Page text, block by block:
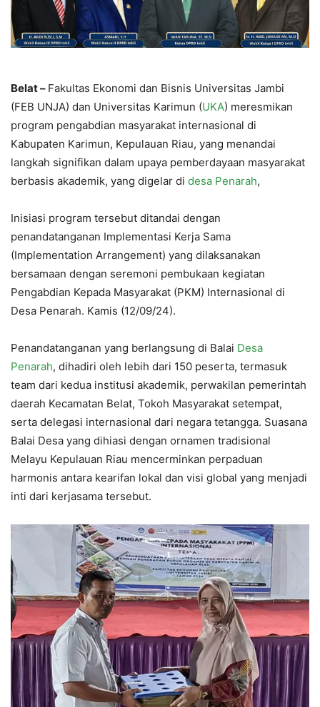
Belat – Fakultas Ekonomi dan Bisnis Universitas Jambi
(FEB UNJA) dan Universitas Karimun (UKA) meresmikan
program pengabdian masyarakat internasional di
Kabupaten Karimun, Kepulauan Riau, yang menandai
langkah signifikan dalam upaya pemberdayaan masyarakat
berbasis akademik, yang digelar di desa Penarah,
Inisiasi program tersebut ditandai dengan
penandatanganan Implementasi Kerja Sama
(Implementation Arrangement) yang dilaksanakan
bersamaan dengan seremoni pembukaan kegiatan
Pengabdian Kepada Masyarakat (PKM) Internasional di
Desa Penarah. Kamis (12/09/24).
Penandatanganan yang berlangsung di Balai Desa
Penarah, dihadiri oleh lebih dari 150 peserta, termasuk
team dari kedua institusi akademik, perwakilan pemerintah
daerah Kecamatan Belat, Tokoh Masyarakat setempat,
serta delegasi internasional dari negara tetangga. Suasana
Balai Desa yang dihiasi dengan ornamen tradisional
Melayu Kepulauan Riau mencerminkan perpaduan
harmonis antara kearifan lokal dan visi global yang menjadi
inti dari kerjasama tersebut.